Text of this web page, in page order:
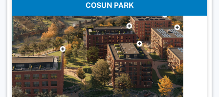
COSUN PARK